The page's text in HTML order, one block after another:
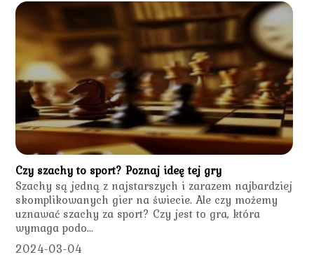
Czy szachy to sport? Poznaj ideę tej gry
Szachy są jedną z najstarszych i zarazem najbardziej
skomplikowanych gier na świecie. Ale czy możemy
uznawać szachy za sport? Czy jest to gra, która
wymaga podo...
2024-03-04